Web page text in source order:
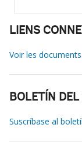
LIENS
Voir les
BOLETÍN
Suscríbase al